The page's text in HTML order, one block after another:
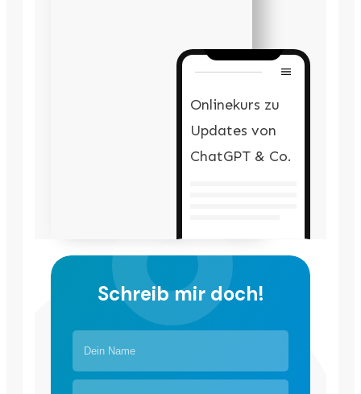
Onlinekurs zu
Updates von
ChatGPT & Co.
Schreib mir doch!